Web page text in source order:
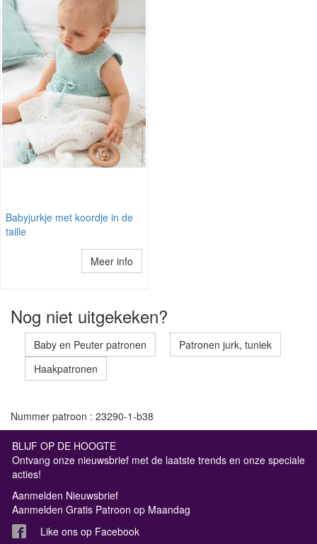
Babyjurkje met koordje in de
taille
Meer info
Nog niet uitgekeken?
Baby en Peuter patronen
Patronen jurk, tuniek
Haakpatronen
Nummer patroon : 23290-1-b38
BLIJF OP DE HOOGTE
Ontvang onze nieuwsbrief met de laatste trends en onze speciale
acties!
Aanmelden Nieuwsbrief
Aanmelden Gratis Patroon op Maandag
Like ons op Facebook